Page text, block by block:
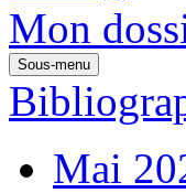
Mon
Sous-menu
Mai